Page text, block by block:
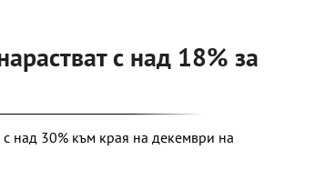
с над 18% за
над 30% към края на декември на